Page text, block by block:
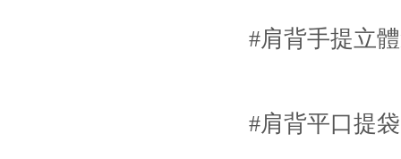
#肩背手提立
#肩背平口提